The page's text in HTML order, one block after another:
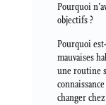
Pourquoi
objectifs ?
Pourquoi
mauvaises
une routine
changer